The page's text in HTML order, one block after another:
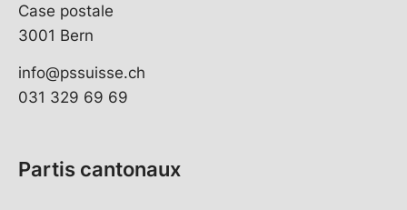
Case postale
3001 Bern
info@pssuisse.ch
031 329 69 69
Partis cantonaux